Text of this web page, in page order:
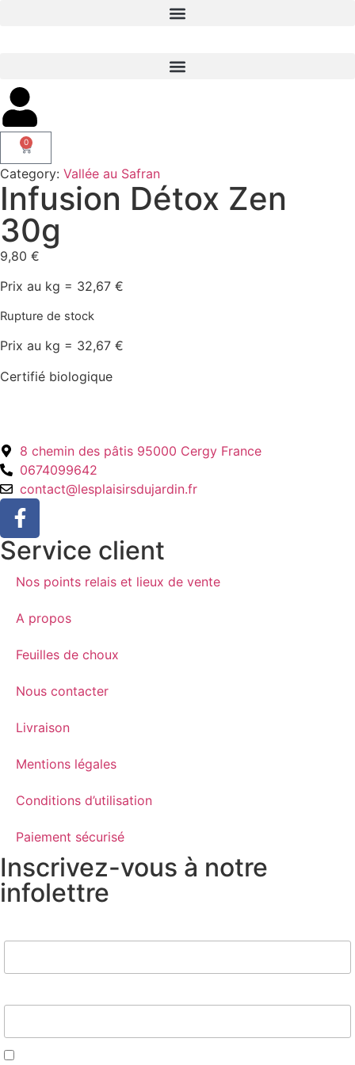
0
Category: Vallée au Safran
Infusion Détox Zen
30g
9,80 €
Prix au kg = 32,67 €
Rupture de stock
Prix au kg = 32,67 €
Certifié biologique
8 chemin des pâtis 95000 Cergy France
0674099642
contact@lesplaisirsdujardin.fr
Service client
Nos points relais et lieux de vente
A propos
Feuilles de choux
Nous contacter
Livraison
Mentions légales
Conditions d’utilisation
Paiement sécurisé
Inscrivez-vous à notre
infolettre